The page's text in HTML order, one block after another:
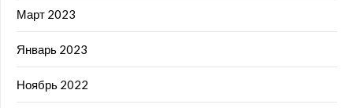
Март 2023
Январь 2023
Ноябрь 2022